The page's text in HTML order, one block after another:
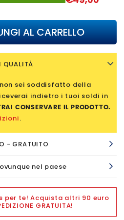
AL CARRELLO
QUALITÀ
non sei soddisfatto della
indietro i tuoi soldi in
CONSERVARE IL PRODOTTO.
.
- GRATUITO
nel paese
per te! Acquista altri 90 euro
GRATUITA!